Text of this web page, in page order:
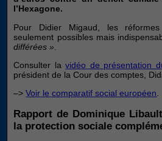
l’Hexagone.
Pour Didier Migaud, les
seulement possibles mais
différées »
Consulter lavidéo de présentation
président de la Cour des comptes,
–>Voir le comparatif social européen.
Rapport de Dominique
la protection sociale